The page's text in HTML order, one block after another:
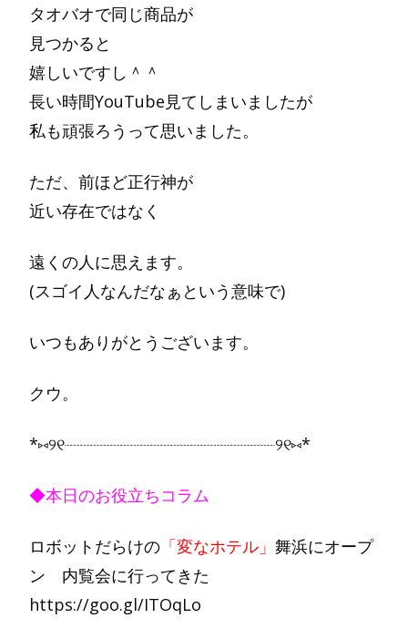
タオバオで同じ商品が
見つかると
嬉しいですし＾＾
長い時間YouTube見てしまいましたが
私も頑張ろうって思いました。
ただ、前ほど正行神が
近い存在ではなく
遠くの人に思えます。
(スゴイ人なんだなぁという意味で)
いつもありがとうございます。
クウ。
*⑅︎୨୧┈︎┈︎┈︎┈︎┈︎┈︎┈┈︎┈︎┈︎┈︎┈┈︎┈︎┈┈︎┈︎┈┈︎┈︎┈︎୨୧⑅︎*
◆本日のお役立ちコラム
ロボットだらけの 「変なホテル」 舞浜にオープ
ン 内覧会に行ってきた
https://goo.gl/ITOqLo